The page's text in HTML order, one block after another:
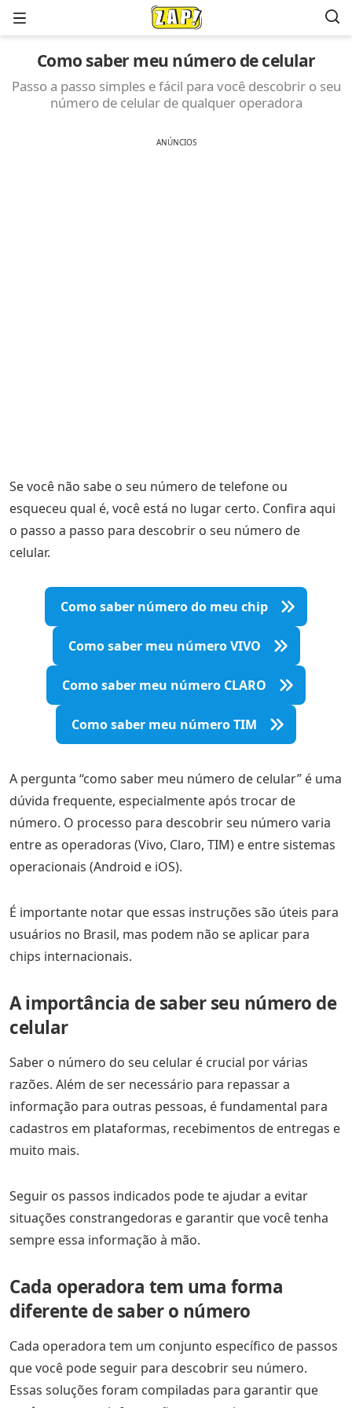
Menu
Como saber meu número de celular
Passo a passo simples e fácil para você descobrir o seu
número de celular de qualquer operadora
ANÚNCIOS
Se você não sabe o seu número de telefone ou
esqueceu qual é, você está no lugar certo. Confira aqui
o passo a passo para descobrir o seu número de
celular.
Como saber número do meu chip
Como saber meu número VIVO
Como saber meu número CLARO
Como saber meu número TIM
A pergunta “como saber meu número de celular” é uma
dúvida frequente, especialmente após trocar de
número. O processo para descobrir seu número varia
entre as operadoras (Vivo, Claro, TIM) e entre sistemas
operacionais (Android e iOS).
É importante notar que essas instruções são úteis para
usuários no Brasil, mas podem não se aplicar para
chips internacionais.
A importância de saber seu número de
celular
Saber o número do seu celular é crucial por várias
razões. Além de ser necessário para repassar a
informação para outras pessoas, é fundamental para
cadastros em plataformas, recebimentos de entregas e
muito mais.
Seguir os passos indicados pode te ajudar a evitar
situações constrangedoras e garantir que você tenha
sempre essa informação à mão.
Cada operadora tem uma forma
diferente de saber o número
Cada operadora tem um conjunto específico de passos
que você pode seguir para descobrir seu número.
Essas soluções foram compiladas para garantir que